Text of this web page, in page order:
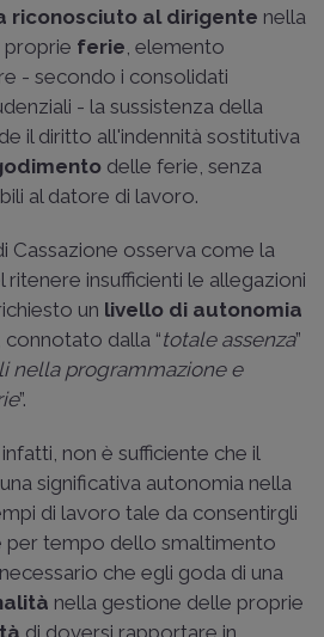
riconosciuto al dirigente nella
proprie ferie , elemento
- secondo i consolidati
- la sussistenza della
il diritto all'indennità sostitutiva
delle ferie, senza
al datore di lavoro.
Cassazione osserva come la
insufficienti le allegazioni
un livello di autonomia
, connotato dalla “totale assenza”
nella programmazione e
”.
non è sufficiente che il
significativa autonomia nella
di lavoro tale da consentirgli
per tempo dello smaltimento
che egli goda di una
nella gestione delle proprie
di doversi rapportare in